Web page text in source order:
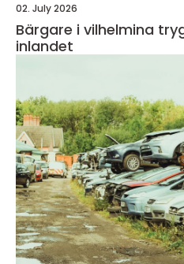
02. July 2026
Bärgare i vilhelmina trygg hjälp på vägarna i
inlandet